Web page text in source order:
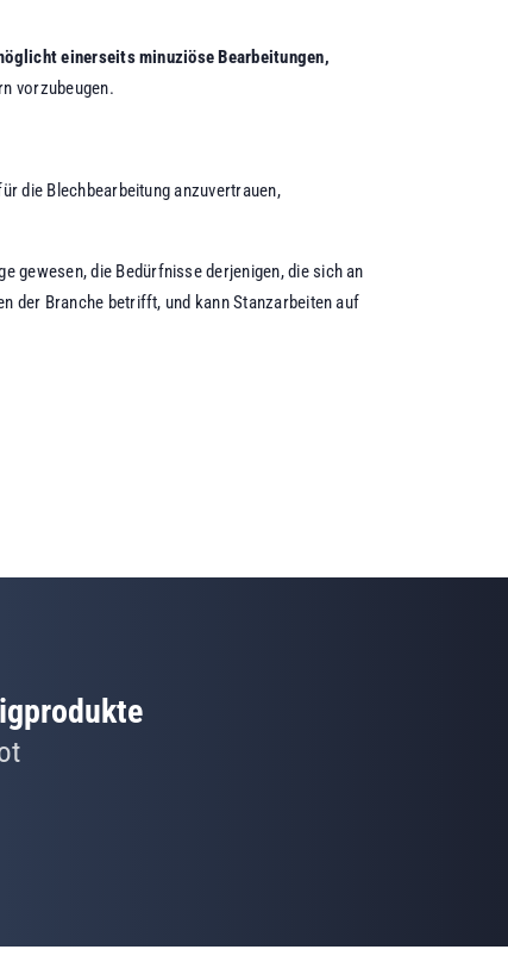
einerseits minuziöse Bearbeitungen,
vorzubeugen.
die Blechbearbeitung anzuvertrauen,
gewesen, die Bedürfnisse derjenigen, die sich an
der Branche betrifft, und kann Stanzarbeiten auf